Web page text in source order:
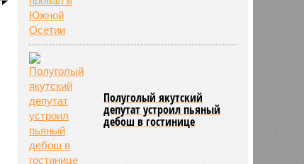
Полуголый якутский
депутат устроил пьяный
дебош в гостинице